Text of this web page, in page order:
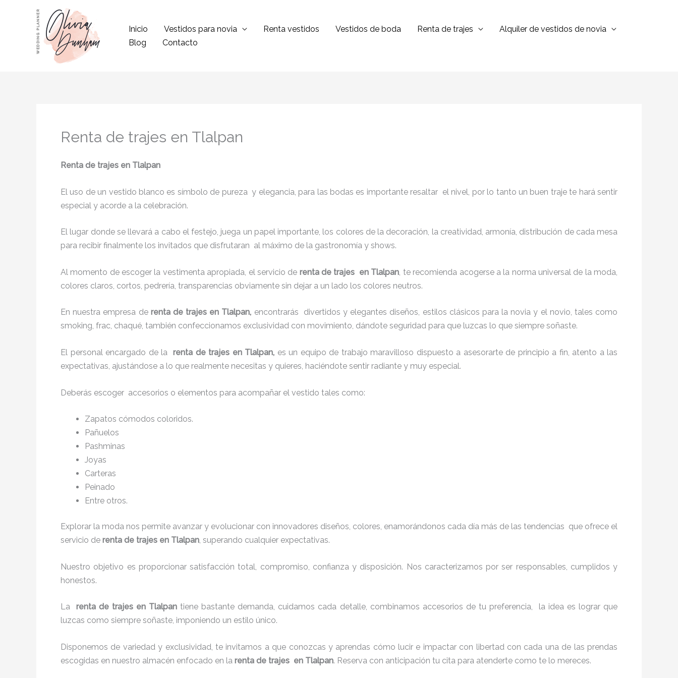
contenido
Inicio Vestidos para novia Renta vestidos Vestidos de boda Renta de trajes
Alquiler de vestidos de novia
Blog
Contacto
Renta de trajes en Tlalpan
Renta de trajes en Tlalpan
El uso de un vestido blanco es símbolo de pureza y elegancia, para las bodas es importante resaltar el nivel, por lo tanto un buen traje te hará sentir
especial y acorde a la celebración.
El lugar donde se llevará a cabo el festejo, juega un papel importante, los colores de la decoración, la creatividad, armonía, distribución de cada mesa
para recibir finalmente los invitados que disfrutaran al máximo de la gastronomía y shows.
Al momento de escoger la vestimenta apropiada, el servicio de renta de trajes en Tlalpan , te recomienda acogerse a la norma universal de la moda,
colores claros, cortos, pedrería, transparencias obviamente sin dejar a un lado los colores neutros.
En nuestra empresa de renta de trajes en Tlalpan, encontrarás
divertidos y elegantes diseños, estilos clásicos para la novia y el novio, tales como
smoking, frac, chaqué, también confeccionamos exclusividad con movimiento, dándote seguridad para que luzcas lo que siempre soñaste.
El personal encargado de la renta de trajes en Tlalpan, es un equipo de trabajo maravilloso dispuesto a asesorarte de principio a fin, atento a las
expectativas, ajustándose a lo que realmente necesitas y quieres, haciéndote sentir radiante y muy especial.
Deberás escoger accesorios o elementos para acompañar el vestido tales como:
Zapatos cómodos coloridos.
Pañuelos
Pashminas
Joyas
Carteras
Peinado
Entre otros.
Explorar la moda nos permite avanzar y evolucionar con innovadores diseños, colores, enamorándonos cada día más de las tendencias que ofrece el
servicio de renta de trajes en Tlalpan, superando cualquier expectativas.
Nuestro objetivo es proporcionar satisfacción total, compromiso, confianza y disposición. Nos caracterizamos por ser responsables, cumplidos y
honestos.
Larenta de trajes en Tlalpantiene bastante demanda, cuidamos cada detalle, combinamos accesorios de tu preferencia, la idea es lograr que
luzcas como siempre soñaste, imponiendo un estilo único.
Disponemos de variedad y exclusividad, te invitamos a que conozcas y aprendas cómo lucir e impactar con libertad con cada una de las prendas
escogidas en nuestro almacén enfocado en la renta de trajes en Tlalpan. Reserva con anticipación tu cita para atenderte como te lo mereces.